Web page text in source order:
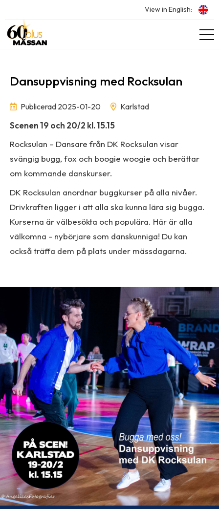
View in English:
Dansuppvisning med Rocksulan
Publicerad 2025-01-20 Karlstad
Scenen 19 och 20/2 kl. 15.15
Rocksulan – Dansare från DK Rocksulan visar
svängig bugg, fox och boogie woogie och berättar
om kommande danskurser.
DK Rocksulan anordnar buggkurser på alla nivåer.
Drivkraften ligger i att alla ska kunna lära sig bugga.
Kurserna är välbesökta och populära. Här är alla
välkomna - nybörjare som danskunniga! Du kan
också träffa dem på plats under mässdagarna.